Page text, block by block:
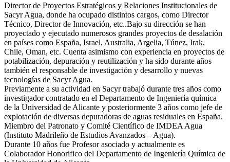
Director de Proyectos Estratégicos y Relaciones Institucionales de
Sacyr Agua, donde ha ocupado distintos cargos, como Director
Técnico, Director de Innovación, etc..Bajo su dirección se han
proyectado y ejecutado numerosos grandes proyectos de desalación
en países como España, Israel, Australia, Argelia, Túnez, Irak,
Chile, Oman, etc. Cuenta asimismo con experiencia en proyectos de
potabilización, depuración y reutilización y ha sido durante años
también el responsable de investigación y desarrollo y nuevas
tecnologías de Sacyr Agua.
Previamente a su actividad en Sacyr trabajó durante tres años como
investigador contratado en el Departamento de Ingeniería química
de la Universidad de Alicante y posteriormente 3 años como jefe de
explotación de diversas depuradoras de aguas residuales en España.
Miembro del Patronato y Comité Científico de IMDEA Agua
(Instituto Madrileño de Estudios Avanzados – Agua).
Durante 10 años fue Profesor asociado y actualmente es
Colaborador Honorifico del Departamento de Ingeniería Química de